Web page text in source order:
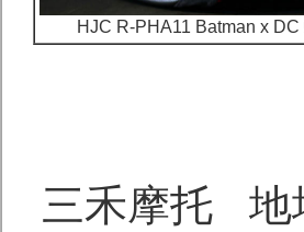
HJC R-PHA11 Batman x DC
三禾摩托 地